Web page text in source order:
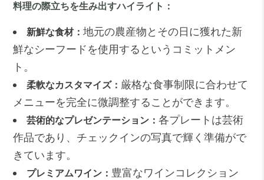
料理の際立ちを生み出すハイライト：
新鮮な食材：地元の農産物とその日に獲れた新
鮮なシーフードを使用するというコミットメン
ト。
柔軟なカスタマイズ： 厳格な食事制限に合わせて
メニューを完全に微調整することができます。
芸術的なプレゼンテーション：各プレートは芸術
作品であり、チェックインの写真で輝く準備がで
きています。
プレミアムワイン： 豊富なワインコレクション